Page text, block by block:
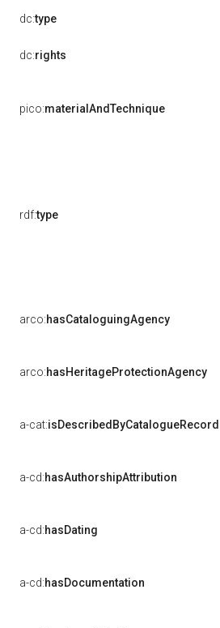
dc:type
dc:rights
pico:materialAndTechnique
rdf:type
arco:hasCataloguingAgency
arco:hasHeritageProtectionAgency
a-cat:isDescribedByCatalogueRecord
a-cd:hasAuthorshipAttribution
a-cd:hasDating
a-cd:hasDocumentation